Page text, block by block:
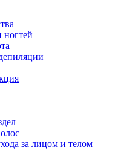
ногтей
за лицом и телом